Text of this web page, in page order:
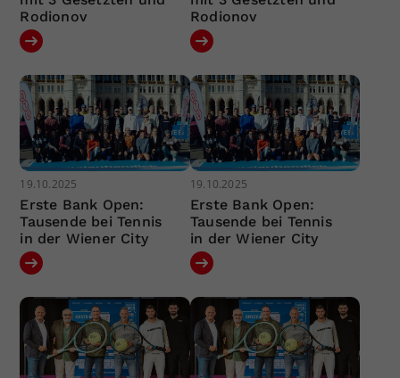
Rodionov
Rodionov
19.10.2025
Erste Bank Open:
Tausende bei Tennis
in der Wiener City
19.10.2025
Erste Bank Open:
Tausende bei Tennis
in der Wiener City